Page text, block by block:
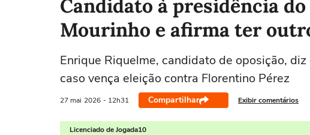
Candidato à presidência
Mourinho e afirma ter
Enrique Riquelme, candidato de oposição,
caso vença eleição contra Florentino Pérez
27 mai 2026 - 12h31 Compartilhar Exibir comentários
Licenciado de Jogada10